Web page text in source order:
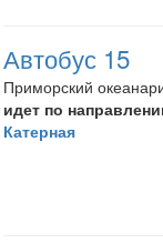
Автобус 15
Приморский
идет по
Катерная